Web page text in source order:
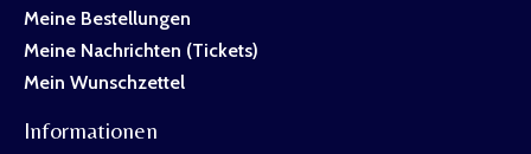
Meine Bestellungen
Meine Nachrichten (Tickets)
Mein Wunschzettel
Informationen